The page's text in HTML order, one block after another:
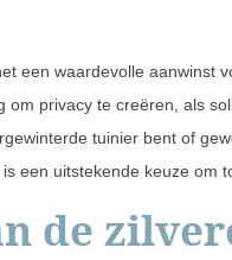
een waardevolle aanwinst
privacy te creëren, als
tuinier bent of
een uitstekende keuze om
de